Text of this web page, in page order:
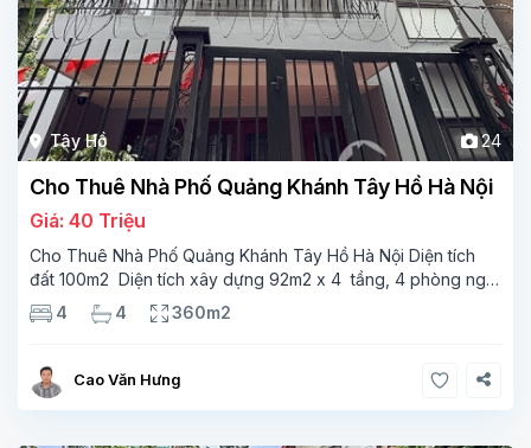
Tây Hồ 24
Cho Thuê Nhà Phố Quảng Khánh Tây Hồ Hà Nội
Giá: 40 Triệu
Cho Thuê Nhà Phố Quảng Khánh Tây Hồ Hà Nội Diện tích
đất 100m2 Diện tích xây dựng 92m2 x 4 tầng, 4 phòng ngủ
3 phòng tắm Tầng 1 – phòng bếp-1wc Tầng 2– phòng khách
, 1 phòng ngủ,1 phòng tắm Tầng 3- 2
4 4 360m2
Cao Văn Hưng